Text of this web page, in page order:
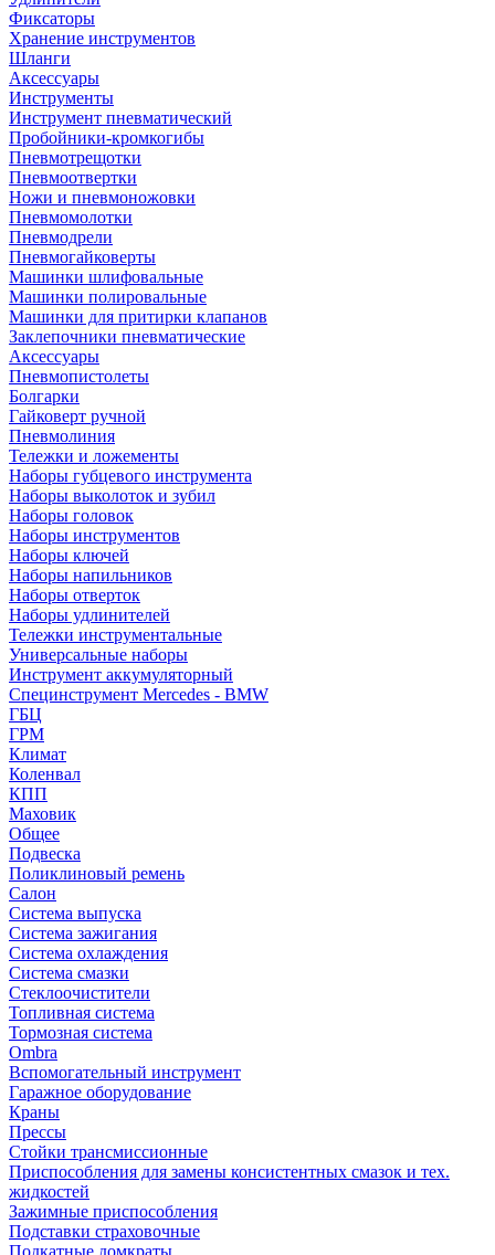
Фиксаторы
Хранение инструментов
Шланги
Аксессуары
Инструменты
Инструмент пневматический
Пробойники-кромкогибы
Пневмотрещотки
Пневмоотвертки
Ножи и пневмоножовки
Пневмомолотки
Пневмодрели
Пневмогайковерты
Машинки шлифовальные
Машинки полировальные
Машинки для притирки клапанов
Заклепочники пневматические
Аксессуары
Пневмопистолеты
Болгарки
Гайковерт ручной
Пневмолиния
Тележки и ложементы
Наборы губцевого инструмента
Наборы выколоток и зубил
Наборы головок
Наборы инструментов
Наборы ключей
Наборы напильников
Наборы отверток
Наборы удлинителей
Тележки инструментальные
Универсальные наборы
Инструмент аккумуляторный
Специнструмент Mercedes - BMW
ГБЦ
ГРМ
Климат
Коленвал
КПП
Маховик
Общее
Подвеска
Поликлиновый ремень
Салон
Система выпуска
Система зажигания
Система охлаждения
Система смазки
Стеклоочистители
Топливная система
Тормозная система
Ombra
Вспомогательный инструмент
Гаражное оборудование
Краны
Прессы
Стойки трансмиссионные
Приспособления для замены консистентных смазок и тех.
жидкостей
Зажимные приспособления
Подставки страховочные
Подкатные домкраты